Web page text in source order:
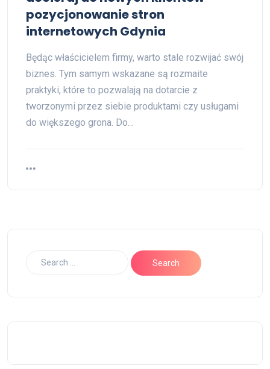
pozycjonowanie stron
internetowych Gdynia
Będąc właścicielem firmy, warto stale rozwijać swój
biznes. Tym samym wskazane są rozmaite
praktyki, które to pozwalają na dotarcie z
tworzonymi przez siebie produktami czy usługami
do większego grona. Do…